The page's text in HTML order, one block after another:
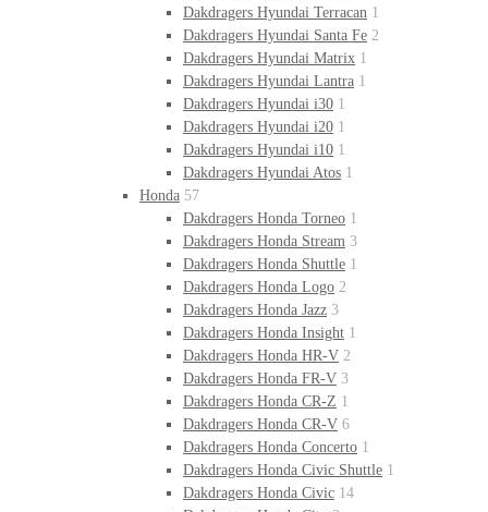
Dakdragers Hyundai Terracan 1
Dakdragers Hyundai Santa Fe 2
Dakdragers Hyundai Matrix 1
Dakdragers Hyundai Lantra 1
Dakdragers Hyundai i30 1
Dakdragers Hyundai i20 1
Dakdragers Hyundai i10 1
Dakdragers Hyundai Atos 1
Honda 57
Dakdragers Honda Torneo 1
Dakdragers Honda Stream 3
Dakdragers Honda Shuttle 1
Dakdragers Honda Logo 2
Dakdragers Honda Jazz 3
Dakdragers Honda Insight 1
Dakdragers Honda HR-V 2
Dakdragers Honda FR-V 3
Dakdragers Honda CR-Z 1
Dakdragers Honda CR-V 6
Dakdragers Honda Concerto 1
Dakdragers Honda Civic Shuttle 1
Dakdragers Honda Civic 14